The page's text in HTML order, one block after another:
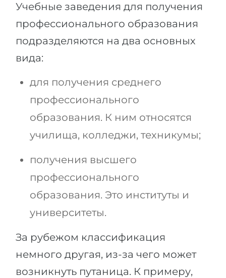
Учебные заведения для получения
профессионального образования
подразделяются на два основных
вида:
для получения среднего
профессионального
образования. К ним относятся
училища, колледжи, техникумы;
получения высшего
профессионального
образования. Это институты и
университеты.
За рубежом классификация
немного другая, из-за чего может
возникнуть путаница. К примеру,